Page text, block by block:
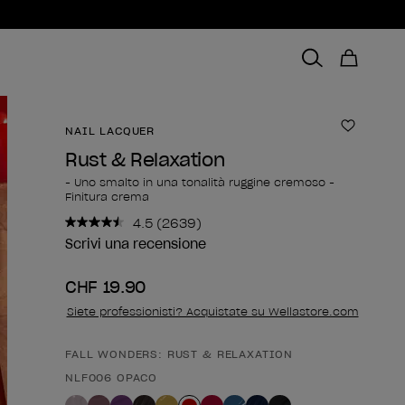
NAIL LACQUER
Rust & Relaxation
- Uno smalto in una tonalità ruggine cremoso -
Finitura crema
4.5 Leggi
2639
pagina.
(2639)
Scrivi una recensione
CHF 19.90
Siete professionisti? Acquistate su Wellastore.com
Forma del prodotto
FALL WONDERS: RUST & RELAXATION
NLF006 OPACO